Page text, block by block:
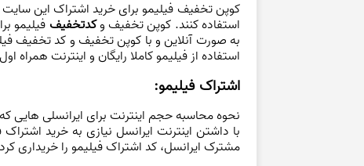
کوپن تخفیف فیلیمو برای خرید اشتراک این سایت
استفاده کنند. کوپن تخفیف وکدتخفیف فیلیمو
به صورت آنلاین و با کوپن تخفیف و کد تخفیف
استفاده از فیلیمو کاملا رایگان و اینترنت
اشتراک فیلیمو:
نحوه محاسبه حجم اینترنت برای ایرانسلی هایی
با داشتن اینترنت ایرانسل نیازی به خرید
مشترک ایرانسل، کد اشتراک فیلیمو را خریداری